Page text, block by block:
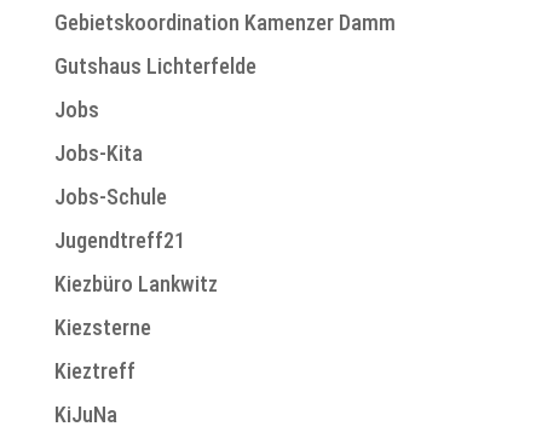
Gebietskoordination Kamenzer Damm
Gutshaus Lichterfelde
Jobs
Jobs-Kita
Jobs-Schule
Jugendtreff21
Kiezbüro Lankwitz
Kiezsterne
Kieztreff
KiJuNa